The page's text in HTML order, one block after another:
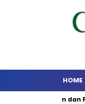
HOME
dan